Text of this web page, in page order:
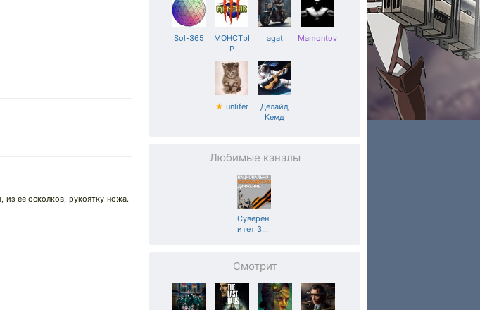
ее осколков, рукоятку ножа.
Sol-365
MOHCTbI
P
agat Mamontov
★ unlifer
Делайд
Кемд
Любимые каналы
Суверен
итет З…
Смотрит